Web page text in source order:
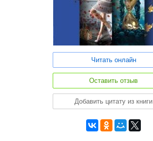
Читать онлайн
Оставить отзыв
Добавить цитату из книги